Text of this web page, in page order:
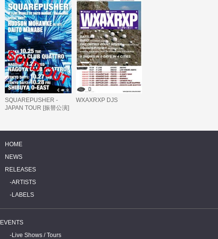
SQUAREPUSHER -
JAPAN TOUR [振替公演]
WXAXRXP DJS
HOME
NEWS
RELEASES
ARTISTS
LABELS
EVENTS
Live Shows / Tours